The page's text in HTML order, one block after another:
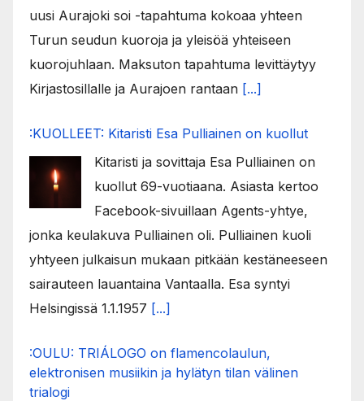
uusi Aurajoki soi -tapahtuma kokoaa yhteen
Turun seudun kuoroja ja yleisöä yhteiseen
kuorojuhlaan. Maksuton tapahtuma levittäytyy
Kirjastosillalle ja Aurajoen rantaan [...]
:KUOLLEET: Kitaristi Esa Pulliainen on kuollut
Kitaristi ja sovittaja Esa Pulliainen on
kuollut 69-vuotiaana. Asiasta kertoo
Facebook-sivuillaan Agents-yhtye,
jonka keulakuva Pulliainen oli. Pulliainen kuoli
yhtyeen julkaisun mukaan pitkään kestäneeseen
sairauteen lauantaina Vantaalla. Esa syntyi
Helsingissä 1.1.1957 [...]
:OULU: TRIÁLOGO on flamencolaulun,
elektronisen musiikin ja hylätyn tilan välinen
trialogi